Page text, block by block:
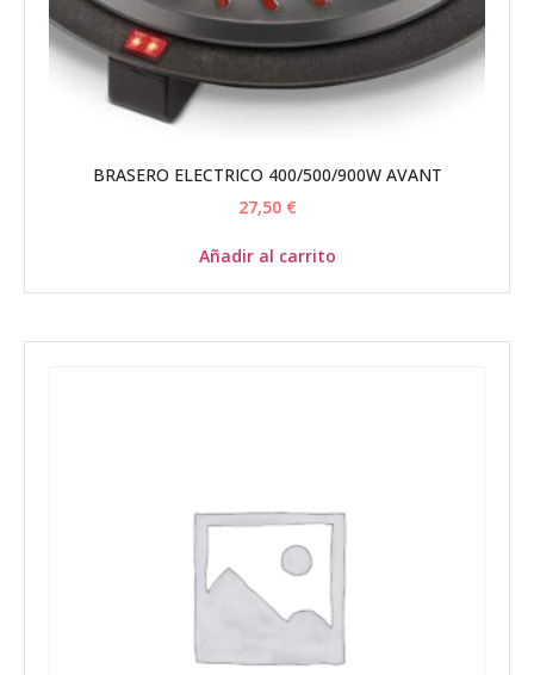
BRASERO ELECTRICO 400/500/900W AVANT
27,50 €
Añadir al carrito